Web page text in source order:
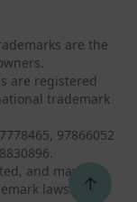
are the
are registered
trademark
97866052
and may be a
laws.
↑